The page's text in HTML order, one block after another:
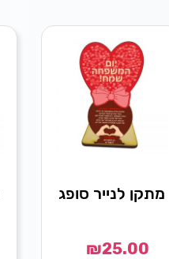
מתקן לנייר סופג
₪25.00